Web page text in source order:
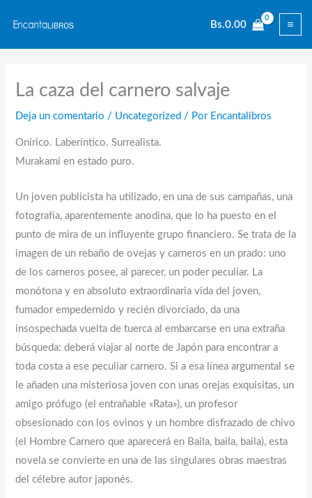
contenido
Bs.0.00
La caza del carnero salvaje
Deja un comentario / Uncategorized / Por Encantalibros
Onírico. Laberíntico. Surrealista.
Murakami en estado puro.
Un joven publicista ha utilizado, en una de sus campañas, una
fotografía, aparentemente anodina, que lo ha puesto en el
punto de mira de un influyente grupo financiero. Se trata de la
imagen de un rebaño de ovejas y carneros en un prado: uno
de los carneros posee, al parecer, un poder peculiar. La
monótona y en absoluto extraordinaria vida del joven,
fumador empedernido y recién divorciado, da una
insospechada vuelta de tuerca al embarcarse en una extraña
búsqueda: deberá viajar al norte de Japón para encontrar a
toda costa a ese peculiar carnero. Si a esa línea argumental se
le añaden una misteriosa joven con unas orejas exquisitas, un
amigo prófugo (el entrañable «Rata»), un profesor
obsesionado con los ovinos y un hombre disfrazado de chivo
(el Hombre Carnero que aparecerá en Baila, baila, baila), esta
novela se convierte en una de las singulares obras maestras
del célebre autor japonés.